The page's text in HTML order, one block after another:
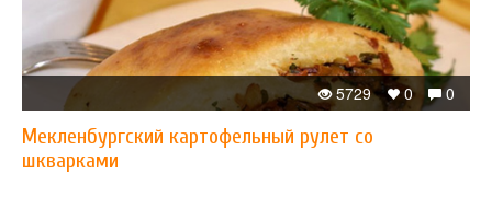
0
0
5729
Мекленбургский картофельный рулет со
шкварками